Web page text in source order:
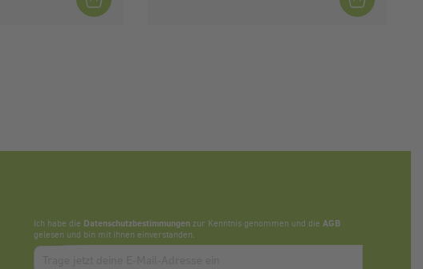
Ich habe die Datenschutzbestimmungen zur Kenntnis genommen und die AGB
gelesen und bin mit ihnen einverstanden.
Zum abbonieren des Newsletters, bitte E-Mail Adresse eintragen.